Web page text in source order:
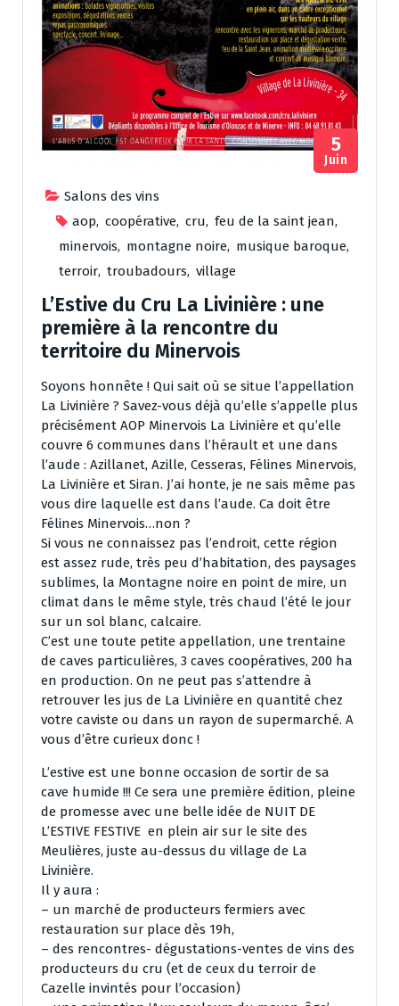
Salons des vins
aop, coopérative, cru, feu de la saint jean,
minervois, montagne noire, musique baroque,
terroir, troubadours, village
5
Juin
L’Estive du Cru La Livinière : une
première à la rencontre du
territoire du Minervois
Soyons honnête ! Qui sait où se situe l’appellation
La Livinière ? Savez-vous déjà qu’elle s’appelle plus
précisément AOP Minervois La Livinière et qu’elle
couvre 6 communes dans l’hérault et une dans
l’aude : Azillanet, Azille, Cesseras, Félines Minervois,
La Livinière et Siran. J’ai honte, je ne sais même pas
vous dire laquelle est dans l’aude. Ca doit être
Félines Minervois…non ?
Si vous ne connaissez pas l’endroit, cette région
est assez rude, très peu d’habitation, des paysages
sublimes, la Montagne noire en point de mire, un
climat dans le même style, très chaud l’été le jour
sur un sol blanc, calcaire.
C’est une toute petite appellation, une trentaine
de caves particulières, 3 caves coopératives, 200 ha
en production. On ne peut pas s’attendre à
retrouver les jus de La Livinière en quantité chez
votre caviste ou dans un rayon de supermarché. A
vous d’être curieux donc !
L’estive est une bonne occasion de sortir de sa
cave humide !!! Ce sera une première édition, pleine
de promesse avec une belle idée de NUIT DE
L’ESTIVE FESTIVE en plein air sur le site des
Meulières, juste au-dessus du village de La
Livinière.
Il y aura :
– un marché de producteurs fermiers avec
restauration sur place dès 19h,
– des rencontres- dégustations-ventes de vins des
producteurs du cru (et de ceux du terroir de
Cazelle invintés pour l’occasion)